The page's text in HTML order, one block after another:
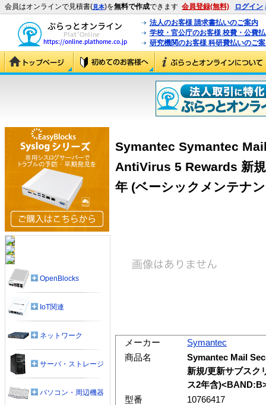
会員はオンラインで見積書(見本)を無料で作成できます 会員登録(無料) ログイン
法人のお客様 請求書払いのご案内
学校・官公庁のお客様 校費・公費
研究機関のお客様 科研費払いのご
Symantec Symantec
AntiVirus 5 Rewards 新
年 (ベーシックメンテナ
メーカー
Symantec
商品名
Symantec Mail
新規/更新サブスク
ス2年含
型番
10766417
OpenBlocks
IoT関連
ネットワーク
サーバ・ストレージ
パソコン・周辺機器